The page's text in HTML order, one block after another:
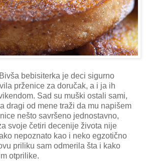
bebisiterka je deci sigurno
prženice za doručak, a i ja ih
Sad su muški ostali sami,
dragi od mene traži da mu napišem
nešto savršeno jednostavno,
svoje četiri decenije života nije
nepoznato kao i neko egzotično
priliku sam odmerila šta i kako
otprilike.